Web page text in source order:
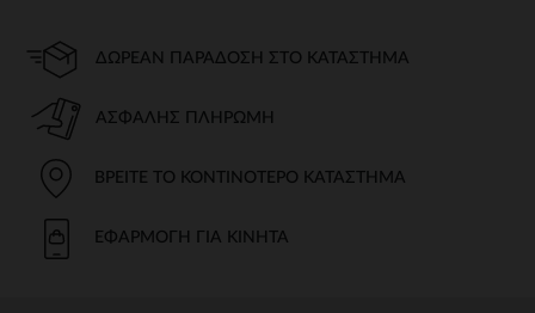
ΔΩΡΕΆΝ ΠΑΡΆΔΟΣΗ ΣΤΟ ΚΑΤΆΣΤΗΜΑ
ΑΣΦΑΛΉΣ ΠΛΗΡΩΜΉ
ΒΡΕΊΤΕ ΤΟ ΚΟΝΤΙΝΌΤΕΡΟ ΚΑΤΆΣΤΗΜΑ
ΕΦΑΡΜΟΓΉ ΓΙΑ ΚΙΝΗΤΆ